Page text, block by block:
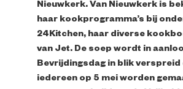
Nieuwkerk. Van Nieuwkerk is
haar kookprogramma’s bij
24Kitchen, haar diverse
van Jet. De soep wordt in
Bevrijdingsdag in blik verspreid
iedereen op 5 mei worden